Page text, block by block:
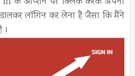
लॉगिन कर लेना है जैसा कि मैंने